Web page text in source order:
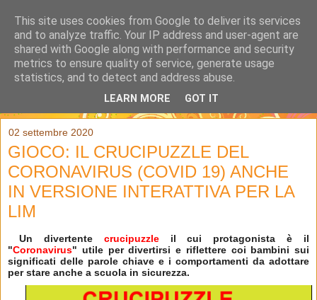
02 settembre 2020
GIOCO: IL CRUCIPUZZLE DEL
CORONAVIRUS (COVID 19) ANCHE
IN VERSIONE INTERATTIVA PER LA
LIM
Un divertente crucipuzzleil cui protagonista è il
"Coronavirus" utile per divertirsi e riflettere coi bambini sui
significati delle parole chiave e i comportamenti da adottare
per stare anche a scuola in sicurezza.
This site uses cookies from Google to deliver its services
and to analyze traffic. Your IP address and user-agent are
shared with Google along with performance and security
metrics to ensure quality of service, generate usage
statistics, and to detect and address abuse.
LEARN MORE GOT IT